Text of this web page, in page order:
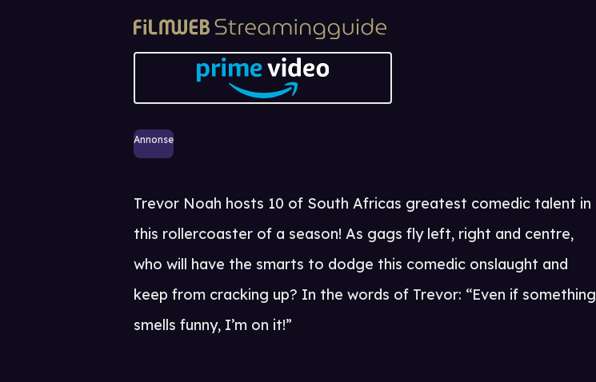
Annonse
Trevor Noah hosts 10 of South Africas greatest comedic talent in
this rollercoaster of a season! As gags fly left, right and centre,
who will have the smarts to dodge this comedic onslaught and
keep from cracking up? In the words of Trevor: “Even if something
smells funny, I’m on it!”